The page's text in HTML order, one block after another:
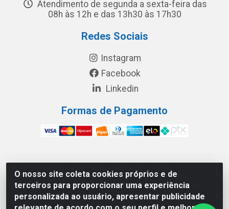
O nosso site coleta cookies próprios e de
terceiros para proporcionar uma experiência
personalizada ao usuário, apresentar publicidade
Atendimento de segunda a sexta-feira das
08h às 12h e das 13h30 às 17h30
Redes Sociais
Instagram
Facebook
Linkedin
Formas de Pagamento
América Latina Indústria e Comércio de Vidros LTDA -
CNPJ 19.813.045/0001-03 - Rua Carlos Drummond de
Andrade, 151 Núcleo Industrial III – Cascavel/PR - CEP
85.811-530